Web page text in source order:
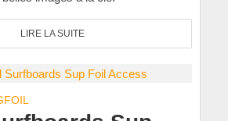
LIRE LA SUITE